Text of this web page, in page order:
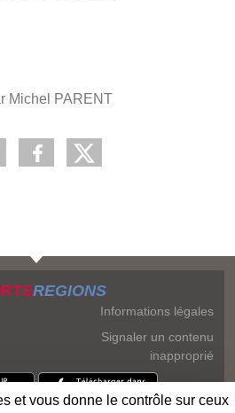
Michel PARENT
REGIONS
Informations légales
Signaler un contenu
inapproprié
et vous donne le contrôle sur ceux